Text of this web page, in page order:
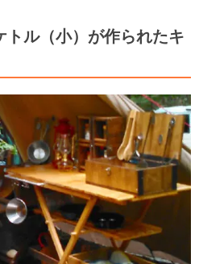
トル（小）が作られたキ